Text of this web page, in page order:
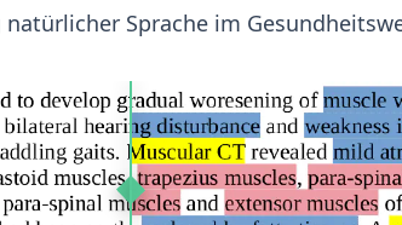
Sprache im